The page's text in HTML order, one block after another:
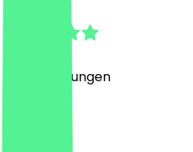
Bewertungen